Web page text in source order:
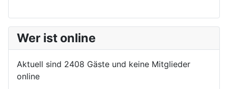
Wer ist online
Aktuell sind 2408 Gäste und keine Mitglieder
online